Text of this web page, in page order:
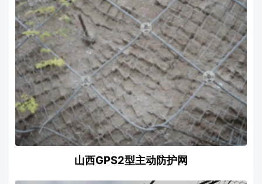
山西GPS2型主动防护网